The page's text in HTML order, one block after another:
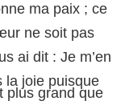
ma paix ; ce
ne soit pas
ai dit : Je m’en
la joie puisque
plus grand que